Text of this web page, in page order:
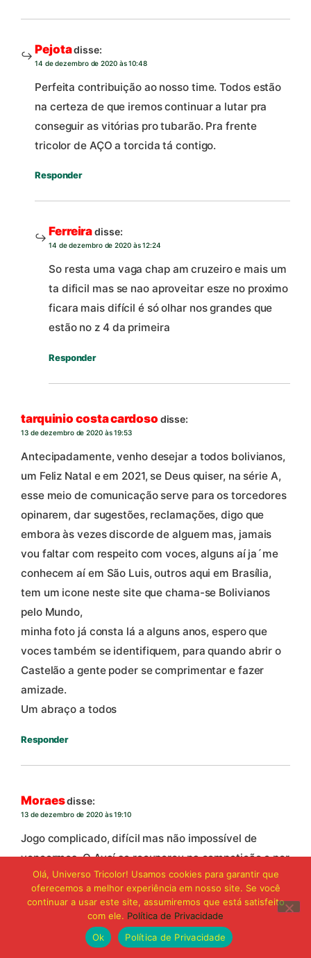
Pejotadisse:
14 de dezembro de 2020 às 10:48
Perfeita contribuição ao nosso time. Todos estão
na certeza de que iremos continuar a lutar pra
conseguir as vitórias pro tubarão. Pra frente
tricolor de AÇO a torcida tá contigo.
Responder
Ferreiradisse:
14 de dezembro de 2020 às 12:24
So resta uma vaga chap am cruzeiro e mais um
ta dificil mas se nao aproveitar esze no proximo
ficara mais difícil é só olhar nos grandes que
estão no z 4 da primeira
Responder
tarquinio costa cardoso disse:
13 de dezembro de 2020 às 19:53
Antecipadamente, venho desejar a todos bolivianos,
um Feliz Natal e em 2021, se Deus quiser, na série A,
esse meio de comunicação serve para os torcedores
opinarem, dar sugestões, reclamações, digo que
embora às vezes discorde de alguem mas, jamais
vou faltar com respeito com voces, alguns aí ja´me
conhecem aí em São Luis, outros aqui em Brasília,
tem um icone neste site que chama-se Bolivianos
pelo Mundo,
minha foto já consta lá a alguns anos, espero que
voces também se identifiquem, para quando abrir o
Castelão a gente poder se comprimentar e fazer
amizade.
Um abraço a todos
Responder
Moraesdisse:
13 de dezembro de 2020 às 19:10
Jogo complicado, difícil mas não impossível de
vencermos. O Avaí se recuperou na competição e por
isso devemos na humildade e concentração duelar.
Temos time, mesmo desgastado somos mais forte.
Olá, Universo Tricolor! Usamos cookies para garantir que
oferecemos a melhor experiência em nosso site. Se você
continuar a usar este site, assumiremos que está satisfeito
com ele. Política de Privacidade
Ok
Política de Privacidade